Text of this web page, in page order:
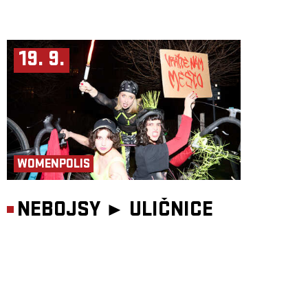
19. 9.
WOMENPOLIS
NEBOJSY ► ULIČNICE